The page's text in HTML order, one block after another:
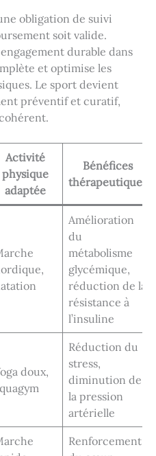
obligation de suivi
soit valide.
durable dans
et optimise les
Le sport devient
préventif et curatif,
Activité
physique
adaptée
Bénéfices
thérapeutiques
Amélioration
du
métabolisme
glycémique,
réduction de la
résistance à
l’insuline
doux,
Réduction du
stress,
diminution de
la pression
artérielle
Renforcement